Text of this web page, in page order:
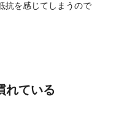
抗を感じてしまうので
れている